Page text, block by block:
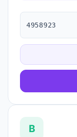
4958923
B